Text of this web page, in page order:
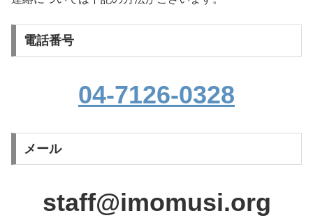
電話番号
04-7126-0328
メール
staff@imomusi.org